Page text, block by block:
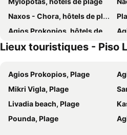
Hotel Anezina
Fyrogenis Palace
Lianos Village
Virtu Suites
Agia Anna hotel
Summer Shades Hotel
Villa veranda
Alex Mike
Naxos - Chora, hôtels de plage
Agios Prokopios, hôtels de plage
Elia Beach, hôtels de plage
Ornos, hôtels de plage
Psarou, hôtels de plage
Logaras, hôtels de plage
Alyki, hôtels de plage
Lieux touristiques - Piso
Agios Prokopios, Plage
Mikri Vigla, Plage
Livadia beach, Plage
Pounda, Plage